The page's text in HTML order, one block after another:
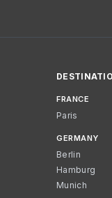
FRANCE
Paris
GERMANY
Berlin
Hamburg
Munich